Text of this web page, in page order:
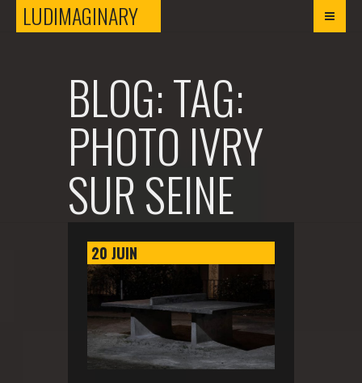
LUDIMAGINARYLUDIMAGINARY
BLOG: TAG:
PHOTO IVRY
SUR SEINE
20 JUIN